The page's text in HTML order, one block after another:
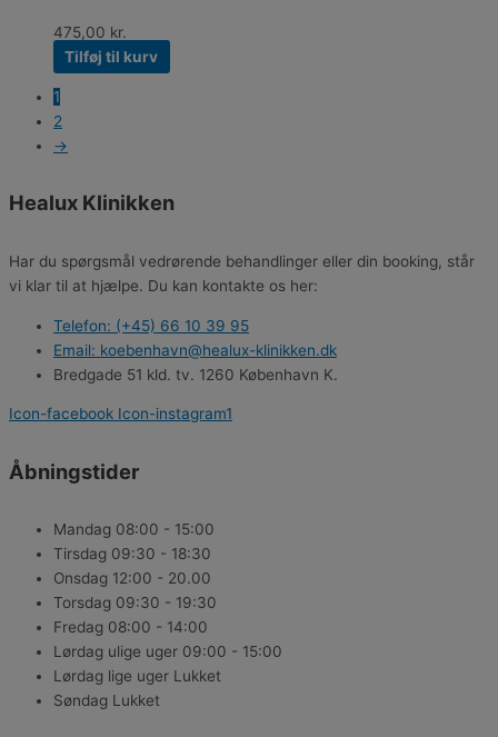
475,00 kr.
Tilføj til kurv
1
2
→
Healux Klinikken
Har du spørgsmål vedrørende behandlinger eller din booking, står
vi klar til at hjælpe. Du kan kontakte os her:
Telefon: (+45) 66 10 39 95
Email: koebenhavn@healux-klinikken.dk
Bredgade 51 kld. tv. 1260 København K.
Icon-facebook Icon-instagram1
Åbningstider
Mandag 08:00 - 15:00
Tirsdag 09:30 - 18:30
Onsdag 12:00 - 20.00
Torsdag 09:30 - 19:30
Fredag 08:00 - 14:00
Lørdag ulige uger 09:00 - 15:00
Lørdag lige uger Lukket
Søndag Lukket